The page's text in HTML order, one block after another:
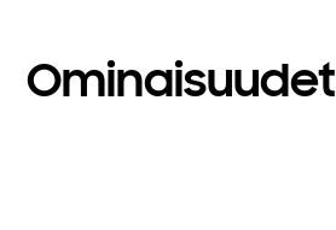
Ominaisuudet